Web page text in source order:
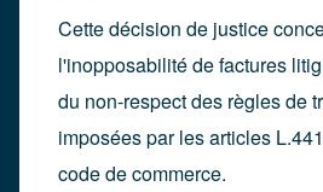
Cette décision de justice
l'inopposabilité de factures
du non-respect des règles de
imposées par les articles
code de commerce.